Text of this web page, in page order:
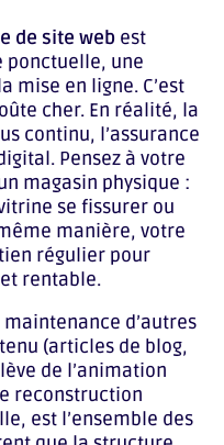
de site web est
ponctuelle, une
mise en ligne. C’est
cher. En réalité, la
continu, l’assurance
Pensez à votre
magasin physique :
se fissurer ou
manière, votre
régulier pour
rentable.
d’autres
(articles de blog,
de l’animation
reconstruction
est l’ensemble des